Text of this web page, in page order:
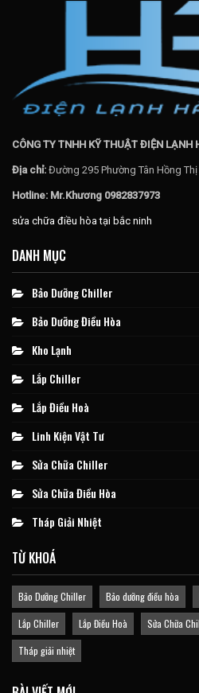
CÔNG TY TNHH KỸ THUẬT ĐIỆN LẠNH
Địa chỉ: Đường 295 Phường Tân Hồng
Hotline: Mr.Khương 0982837973
sửa chữa điều hòa tại bắc ninh
DANH MỤC
Bảo Dưỡng Chiller
Bảo Dưỡng Điều Hòa
Kho Lạnh
Lắp Chiller
Lắp Điều Hoà
Linh Kiện Vật Tư
Sửa Chữa Chiller
Sửa Chữa Điều Hòa
Tháp Giải Nhiệt
TỪ KHOÁ
Bảo Dưỡng Chiller Bảo dưỡng điều hòa
Lắp Chiller
Lắp Điều Hoà Sửa Chữa
Tháp giải nhiệt